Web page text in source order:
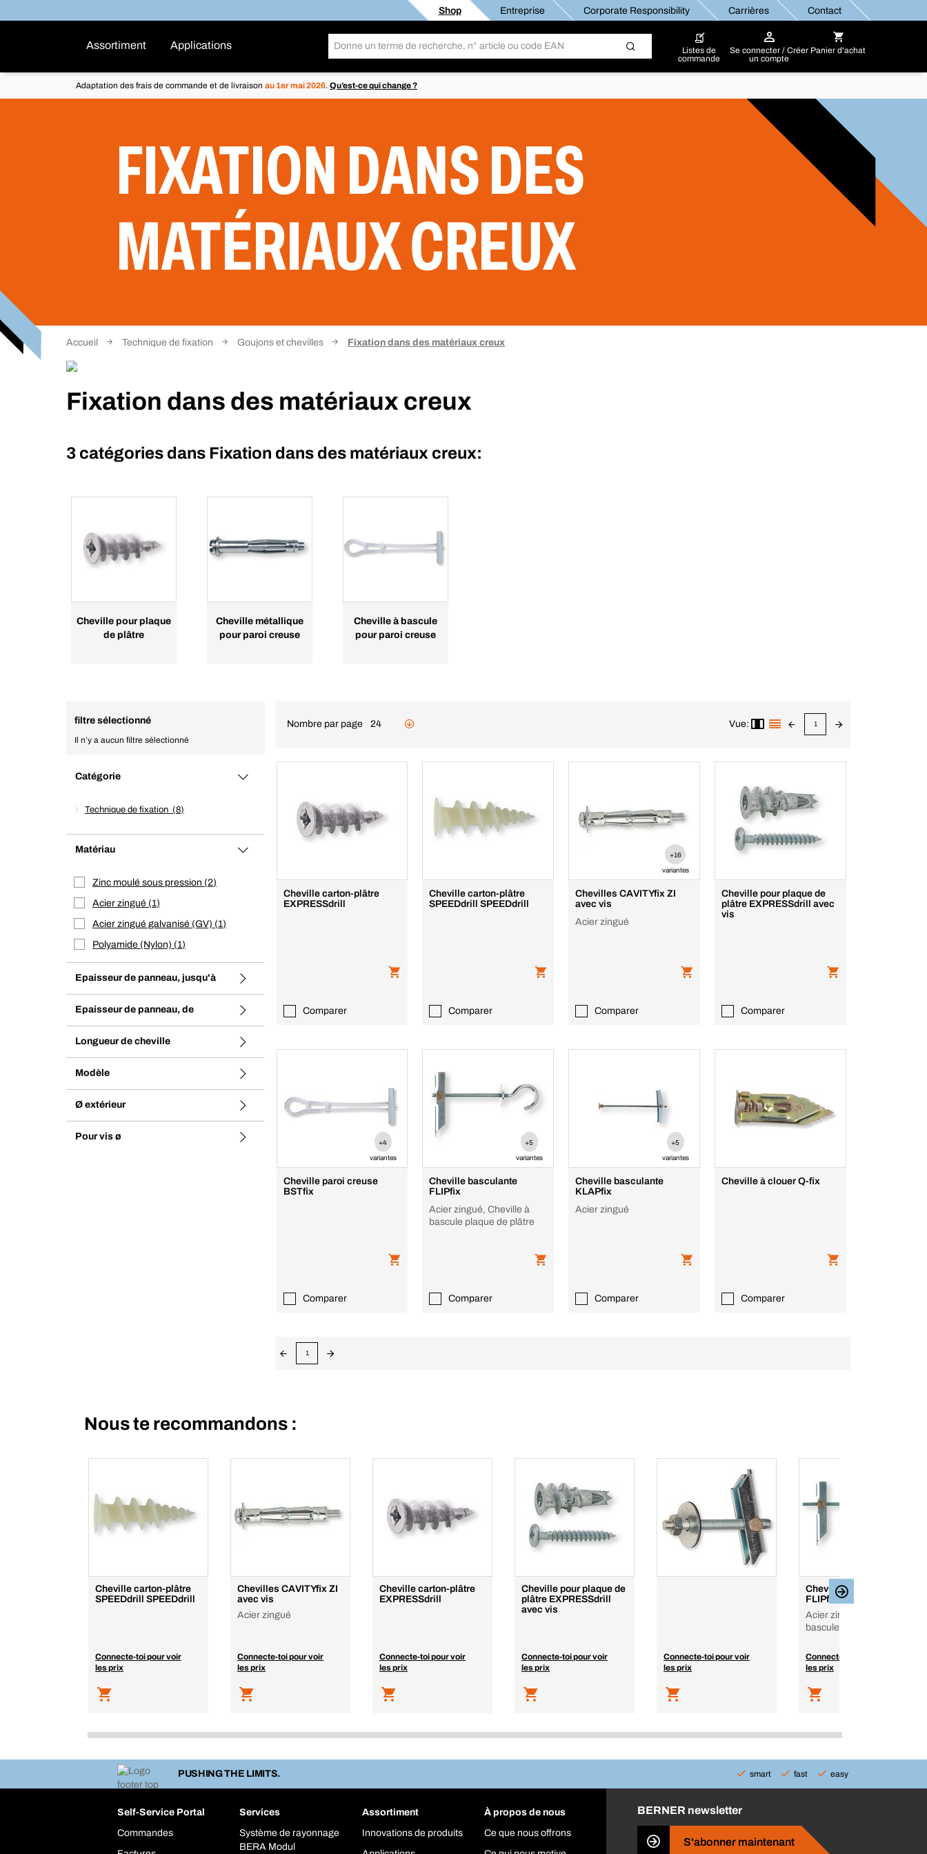
Shop Entreprise Corporate Responsibility Carrières Contact
Assortiment Applications
Listes de
commande
Se connecter / Créer
un compte
Panier d'achat
Adaptation des frais de commande et de livraison au 1er mai 2026. Qu’est-ce qui change ?
FIXATION DANS DES
MATÉRIAUX CREUX
Accueil Technique de fixation Goujons et chevilles Fixation dans des matériaux creux
Fixation dans des matériaux creux
3 catégories dans Fixation dans des matériaux creux:
Cheville pour plaque
de plâtre
Cheville métallique
pour paroi creuse
Cheville à bascule
pour paroi creuse
filtre sélectionné
Il n’y a aucun filtre sélectionné
Catégorie
Technique de fixation 8
Matériau
Zinc moulé sous pression 2
Acier zingué
1
Acier zingué galvanisé (GV)
1
Polyamide (Nylon)
1
Epaisseur de panneau, jusqu'à
Epaisseur de panneau, de
Longueur de cheville
Modèle
Ø extérieur
Pour vis ø
Nombre par page 24 Vue: 1
Cheville carton-plâtre
EXPRESSdrill
Comparer
Cheville carton-plâtre
SPEEDdrill SPEEDdrill
Comparer
+16
variantes
Chevilles CAVITYfix ZI
avec vis
Acier zingué
Comparer
Cheville pour plaque de
plâtre EXPRESSdrill avec
vis
Comparer
+4
variantes
Cheville paroi creuse
BSTfix
Comparer
+5
variantes
Cheville basculante
FLIPfix
Acier zingué, Cheville à
bascule plaque de plâtre
Comparer
+5
variantes
Cheville basculante
KLAPfix
Acier zingué
Comparer
Cheville à clouer Q-fix
Comparer
1
Nous te recommandons :
Cheville carton-plâtre
SPEEDdrill SPEEDdrill
Connecte-toi pour voir
les prix
Chevilles CAVITYfix ZI
avec vis
Acier zingué
Connecte-toi pour voir
les prix
Cheville carton-plâtre
EXPRESSdrill
Connecte-toi pour voir
les prix
Cheville pour plaque de
plâtre EXPRESSdrill
avec vis
Connecte-toi pour voir
les prix
Connecte-toi pour voir
les prix
Cheville basculante
FLIPfix
Acier zingué, Cheville à
bascule plaque de plâtre
Connecte-toi pour voir
les prix
PUSHING THE LIMITS. smart fast easy
Self-Service Portal
Commandes
Services
Système de rayonnage
BERA Modul
Assortiment
Innovations de produits
À propos de nous
Ce que nous offrons
BERNER newsletter
S'abonner maintenant